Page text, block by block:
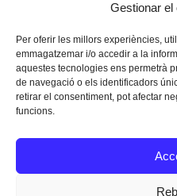
Gestionar el
Per oferir les millors experiències,
emmagatzemar i/o accedir a la
aquestes tecnologies ens permetrà
de navegació o els identificadors
retirar el consentiment, pot afectar
funcions.